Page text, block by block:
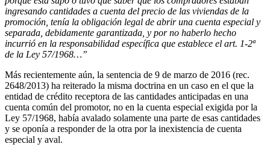
ingresando cantidades a cuenta del precio de las viviendas de la
promoción, tenía la obligación legal de abrir una cuenta especial y
separada, debidamente garantizada, y por no haberlo hecho
incurrió en la responsabilidad específica que establece el art. 1-2ª
de la Ley 57/1968…”
Más recientemente aún, la sentencia de 9 de marzo de 2016 (rec.
2648/2013) ha reiterado la misma doctrina en un caso en el que la
entidad de crédito receptora de las cantidades anticipadas en una
cuenta común del promotor, no en la cuenta especial exigida por la
Ley 57/1968, había avalado solamente una parte de esas cantidades
y se oponía a responder de la otra por la inexistencia de cuenta
especial y aval.